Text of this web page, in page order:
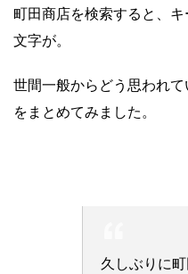
町田商店を検索すると、
文字が。
世間一般からどう思われ
をまとめてみました。
久しぶりに